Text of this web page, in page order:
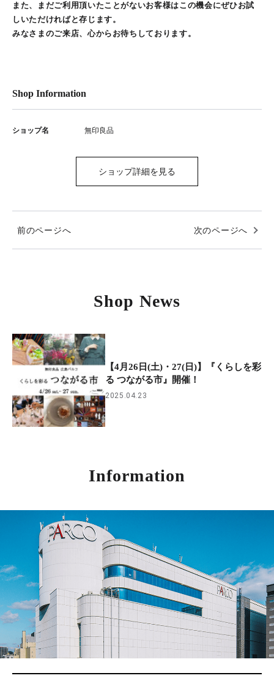
また、まだご利用頂いたことがないお客様はこの機会にぜひお試
しいただければと存じます。
みなさまのご来店、心からお待ちしております。
Shop Information
ショップ名 無印良品
ショップ詳細を見る
前のページへ 次のページへ
Shop News
【4月26日(土)・27(日)】『くらしを彩
る つながる市』開催！
2025.04.23
Information